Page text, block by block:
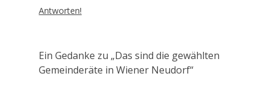
Antworten!
Ein Gedanke zu „Das sind die gewählten
Gemeinderäte in Wiener Neudorf“